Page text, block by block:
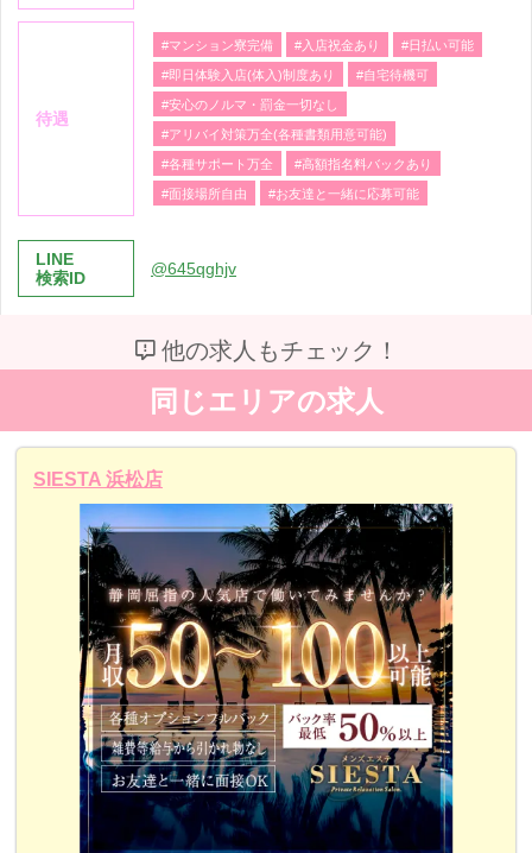
待遇
#マンション寮完備 #入店祝金あり #日払い可能
#即日体験入店(体入)制度あり #自宅待機可
#安心のノルマ・罰金一切なし
#アリバイ対策万全(各種書類用意可能)
#各種サポート万全 #高額指名料バックあり
#面接場所自由 #お友達と一緒に応募可能
LINE
検索ID
@645qghjv
他の求人もチェック！
同じエリアの求人
SIESTA 浜松店